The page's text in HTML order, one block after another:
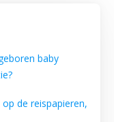
baby
de reispapieren,